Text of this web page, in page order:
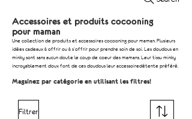
Accessoires et produits cocooning
pour maman
Une collection de produits et accessoires cocooning pour maman. Plusieurs
idées cadeaux à offrir ou à s'offrir pour prendre soin de soi. Les doudous en
minky sont sans aucun doute le coup de coeur des mamans. Leur tissu minky
incroyablement doux font de ces doudous leur accessoiredétente préféré.
Magsinez par catégorie en utilisant les filtres!
Filtrer